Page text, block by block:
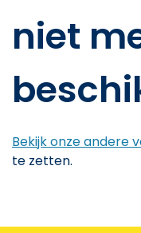
niet
Bekijk onze andere
te zetten.